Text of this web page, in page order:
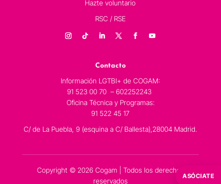
Hazte voluntario
RSC / RSE
Contacto
Información LGTBI+ de COGAM:
91 523 00 70 – 602252243
Oficina Técnica y Programas:
91 522 45 17
C/ de La Puebla, 9 (esquina a C/ Ballesta),28004 Madrid.
Copyright © 2026 Cogam | Todos los derechos
reservados
ASÓCIATE